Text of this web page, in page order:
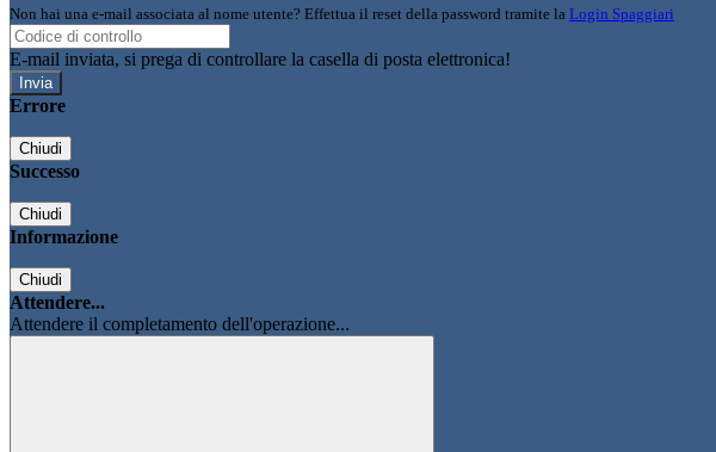
Non hai una e-mail associata al nome utente? Effettua il reset della password tramite la Login Spaggiari
E-mail inviata, si prega di controllare la casella di posta elettronica!
Errore
Chiudi
Successo
Chiudi
Informazione
Chiudi
Attendere...
Attendere il completamento dell'operazione...